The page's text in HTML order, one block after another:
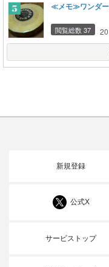
≪メモ≫ワンダー
閲覧総数 37
新規登録
公式X
サービストップ